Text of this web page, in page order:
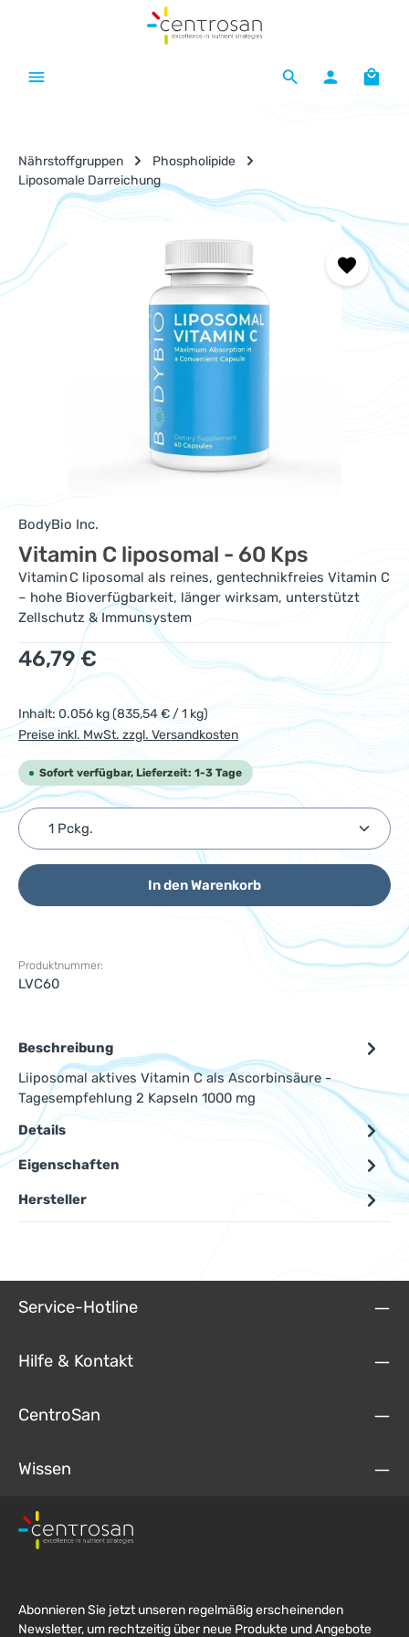
Zum Hauptinhalt springen
Nährstoffgruppen
Phospholipide
Liposomale Darreichung
Bildergalerie überspringen
BodyBio Inc.
Vitamin C liposomal - 60 Kps
Vitamin C liposomal als reines, gentechnikfreies Vitamin C
– hohe Bioverfügbarkeit, länger wirksam, unterstützt
Zellschutz & Immunsystem
Regulärer Preis:
46,79 €
Inhalt: 0.056 kg(835,54 € / 1 kg)
Preise inkl. MwSt. zzgl. Versandkosten
Sofort verfügbar, Lieferzeit: 1-3 Tage
Produkt Anzahl: Gib den gewünschten Wert ein
In den Warenkorb
Produktnummer:
LVC60
Beschreibung
Liiposomal aktives Vitamin C als Ascorbinsäure -
Tagesempfehlung 2 Kapseln 1000 mg
Details
Eigenschaften
Hersteller
Service-Hotline
Hilfe & Kontakt
CentroSan
Wissen
Abonnieren Sie jetzt unseren regelmäßig erscheinenden
Newsletter, um rechtzeitig über neue Produkte und Angebote